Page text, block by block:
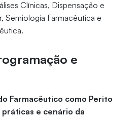
Clínicas, Dispensação e
Semiologia Farmacêutica e
e
Farmacêutico como Perito
e cenário da